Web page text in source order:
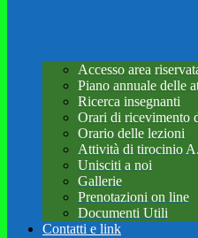
Accesso area
Piano annuale delle
Ricerca insegnanti
Orari di ricevimento
Orario delle lezioni
Attività di tirocinio
Unisciti a noi
Gallerie
Prenotazioni on line
Documenti Utili
Contatti e link